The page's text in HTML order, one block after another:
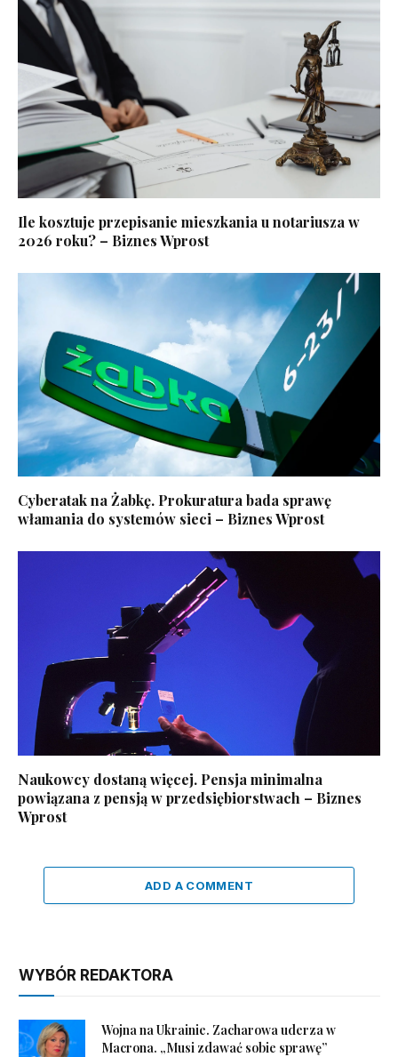
Ile kosztuje przepisanie mieszkania u notariusza w
2026 roku? – Biznes Wprost
Cyberatak na Żabkę. Prokuratura bada sprawę
włamania do systemów sieci – Biznes Wprost
Naukowcy dostaną więcej. Pensja minimalna
powiązana z pensją w przedsiębiorstwach – Biznes
Wprost
ADD A COMMENT
WYBÓR REDAKTORA
Wojna na Ukrainie. Zacharowa uderza w
Macrona. „Musi zdawać sobie sprawę”